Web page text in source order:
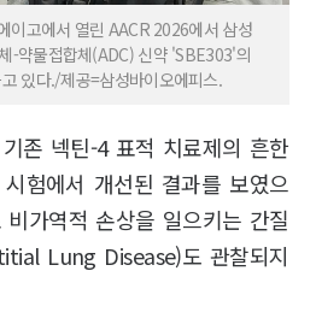
이고에서 열린 AACR 2026에서 삼성
-약물접합체(ADC) 신약 'SBE303'의
있다./제공=삼성바이오에피스.
존 넥틴-4 표적 치료제의 흔한
험에서 개선된 결과를 보였으
가역적 손상을 일으키는 간질
Lung Disease)도 관찰되지